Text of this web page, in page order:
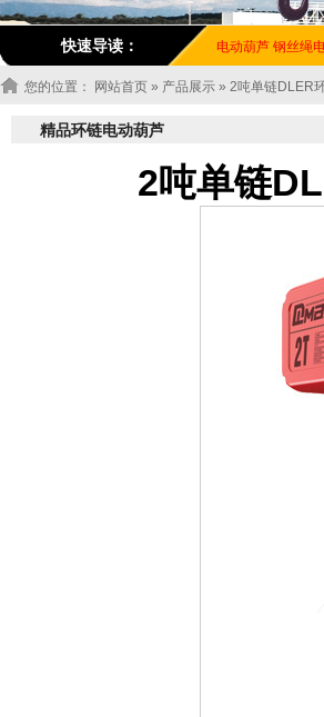
快速导读： 电动葫芦 钢丝绳
您的位置： 网站首页 » 产品展示 » 2吨单链DLER
精品环链电动葫芦
2吨单链